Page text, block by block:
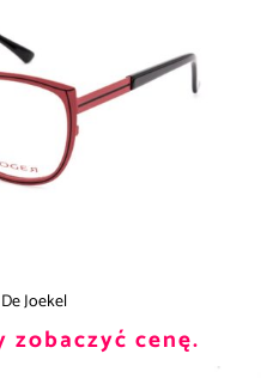
Joekel
zobaczyć cenę.